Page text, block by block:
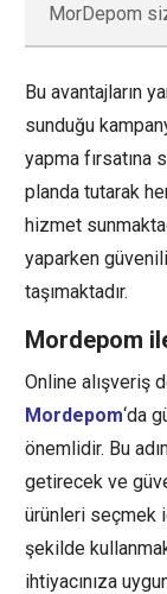
MorDepom
Bu avantajların
sunduğu
yapma fırsatına
planda tutarak
hizmet
yaparken
taşımaktadır.
Mordepom
Online alışveriş
Mordepom‘da
önemlidir. Bu
getirecek ve
ürünleri seçmek
şekilde
ihtiyacınıza